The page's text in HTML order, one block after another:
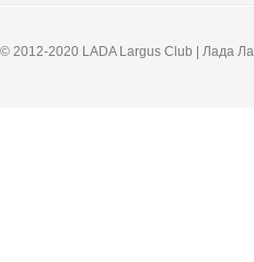
© 2012-2020 LADA Largus Club | Лада